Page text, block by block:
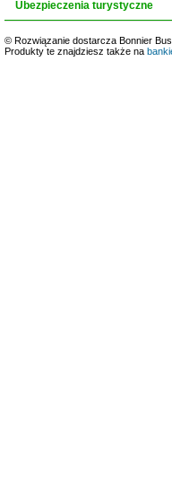
Ubezpieczenia turystyczne
© Rozwiązanie dostarcza Bonnier
Produkty te znajdziesz także na